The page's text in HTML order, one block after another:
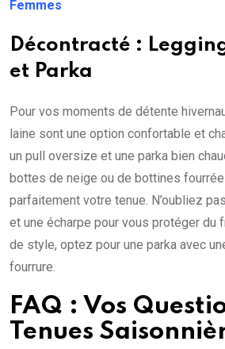
Femmes
Décontracté :
et Parka
Pour vos moments de détente
laine sont une option confortable et
un pull oversize et une parka bien
bottes de neige ou de bottines
parfaitement votre tenue. N’oubliez
et une écharpe pour vous protéger du
de style, optez pour une parka avec
fourrure.
FAQ : Vos
Tenues